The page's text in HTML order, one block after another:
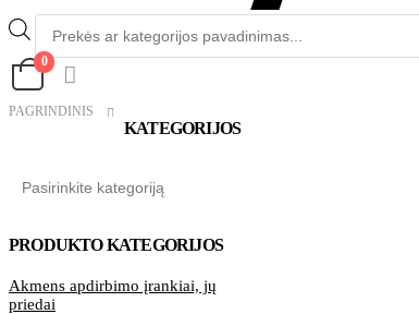
Produktų
paieška
0
PAGRINDINIS
KATEGORIJOS
PRODUKTO KATEGORIJOS
Akmens apdirbimo įrankiai, jų
priedai